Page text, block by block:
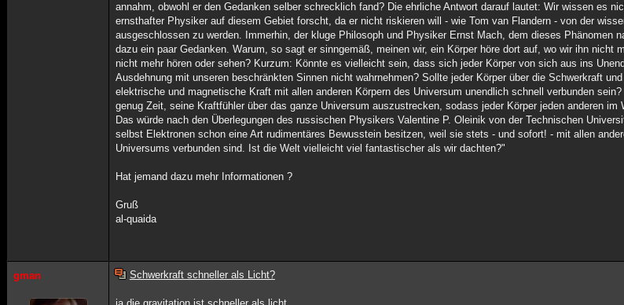
annahm, obwohl er den Gedanken selber schrecklich fand? Die ehrliche Antwort darauf lautet: Wir wissen es
ernsthafter Physiker auf diesem Gebiet forscht, da er nicht riskieren will - wie Tom van Flandern - von der
ausgeschlossen zu werden. Immerhin, der kluge Philosoph und Physiker Ernst Mach, dem dieses Phänomen
dazu ein paar Gedanken. Warum, so sagt er sinngemäß, meinen wir, ein Körper höre dort auf, wo wir ihn nicht
nicht mehr hören oder sehen? Kurzum: Könnte es vielleicht sein, dass sich jeder Körper von sich aus ins
Ausdehnung mit unseren beschränkten Sinnen nicht wahrnehmen? Sollte jeder Körper über die Schwerkraft
elektrische und magnetische Kraft mit allen anderen Körpern des Universum unendlich schnell verbunden
genug Zeit, seine Kraftfühler über das ganze Universum auszustrecken, sodass jeder Körper jeden anderen im
Das würde nach den Überlegungen des russischen Physikers Valentine P. Oleinik von der Technischen
selbst Elektronen schon eine Art rudimentäres Bewusstein besitzen, weil sie stets - und sofort! - mit allen
Universums verbunden sind. Ist die Welt vielleicht viel fantastischer als wir dachten?"
Hat jemand dazu mehr Informationen ?
Gruß
al-quaida
gman Schwerkraft schneller als Licht?